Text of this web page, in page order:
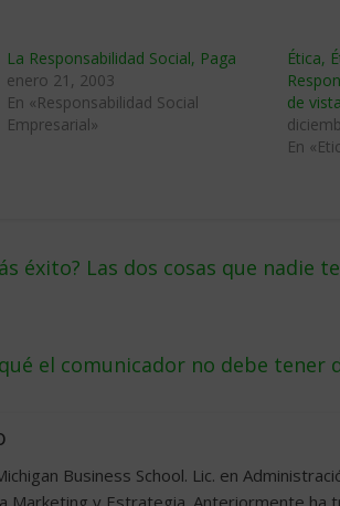
La Responsabilidad Social, Paga
enero 21, 2003
En «Responsabilidad Social
Empresarial»
Ética,
de vista
En
éxito? Las dos cosas que nadie
el comunicador no debe tener
Business School. Lic. en
Marketing y Estrategia. Anteriormente ha